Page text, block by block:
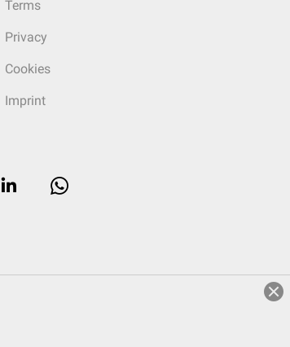
Terms
Privacy
Cookies
Imprint